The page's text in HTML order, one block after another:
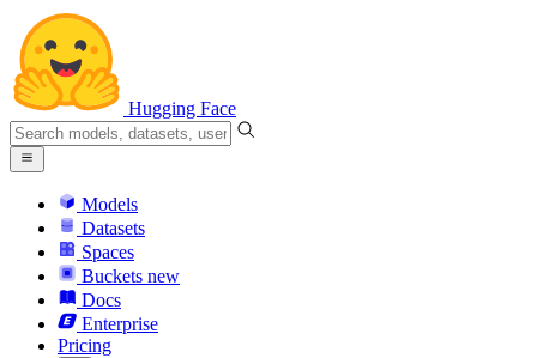
Hugging Face
Models
Datasets
Spaces
Buckets new
Docs
Enterprise
Pricing